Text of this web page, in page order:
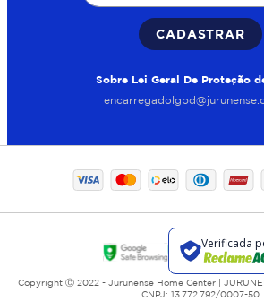
CADASTRAR
Sobre Lei Geral De Proteção
Copyright Ⓒ 2022 - Jurunense Home Center |
CNPJ: 13.772.792/0007-50